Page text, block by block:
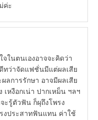
ค่ะ
ตนเองอาจจะคิดว่า
ทว่าจัดแฟชั่นมีแต่ผลเสีย
ลการรักษา อาจมีผลเสีย
หงือกเน่า ปากเหม็น ฯลฯ
ะรู้ตัวฟัน ก็ผุถึงโพรง
งประสาทฟันแทน ค่าใช้